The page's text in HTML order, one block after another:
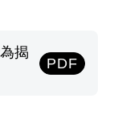
揭
PDF